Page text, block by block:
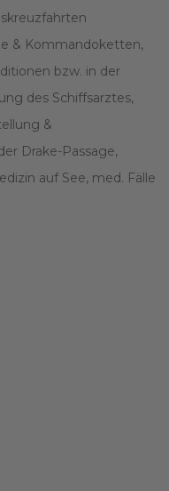
& Kommandoketten,
bzw. in der
des Schiffsarztes,
&
Drake-Passage,
auf See, med. Fälle